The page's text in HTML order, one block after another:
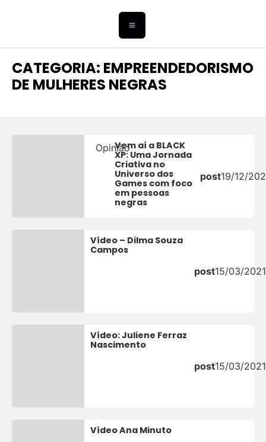
CATEGORIA: EMPREENDEDORISMO
DE MULHERES NEGRAS
OpiniãoVem aí a BLACK
XP: Uma Jornada
Criativa no
Universo dos
Games com foco
em pessoas
negras
post19/12/
Vídeo – Dilma Souza
Campos
post15/03/2021
Vídeo: Juliene Ferraz
Nascimento
post15/03/2021
Vídeo Ana Minuto